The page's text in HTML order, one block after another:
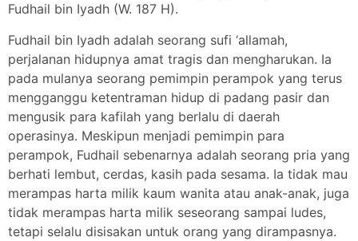
Fudhail bin Iyadh (W. 187 H).
Fudhail bin Iyadh adalah seorang sufi ‘allamah,
perjalanan hidupnya amat tragis dan mengharukan. Ia
pada mulanya seorang pemimpin perampok yang terus
mengganggu ketentraman hidup di padang pasir dan
mengusik para kafilah yang berlalu di daerah
operasinya. Meskipun menjadi pemimpin para
perampok, Fudhail sebenarnya adalah seorang pria yang
berhati lembut, cerdas, kasih pada sesama. Ia tidak mau
merampas harta milik kaum wanita atau anak-anak, juga
tidak merampas harta milik seseorang sampai ludes,
tetapi selalu disisakan untuk orang yang dirampasnya.